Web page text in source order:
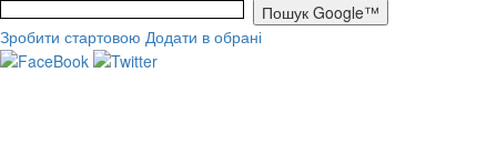
Зробити стартовою Додати в обрані